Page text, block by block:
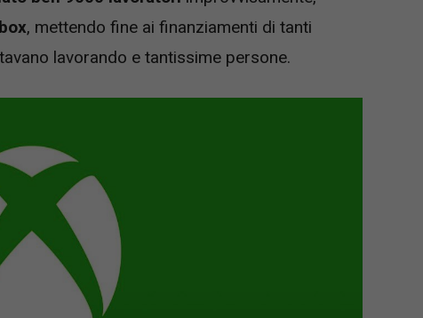
, mettendo fine ai finanziamenti di tanti
lavorando e tantissime persone.